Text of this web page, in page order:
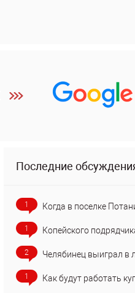
Последние
1 Когда в поселке
1 Копейского
2 Челябинец выиграл в
1 Как будут работать